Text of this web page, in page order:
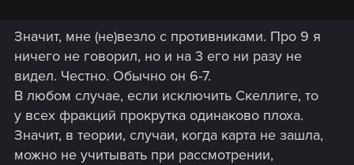
Значит, мне (не)везло с противниками. Про 9 я
ничего не говорил, но и на 3 его ни разу не
видел. Честно. Обычно он 6-7.
В любом случае, если исключить Скеллиге, то
у всех фракций прокрутка одинаково плоха.
Значит, в теории, случаи, когда карта не зашла,
можно не учитывать при рассмотрении,